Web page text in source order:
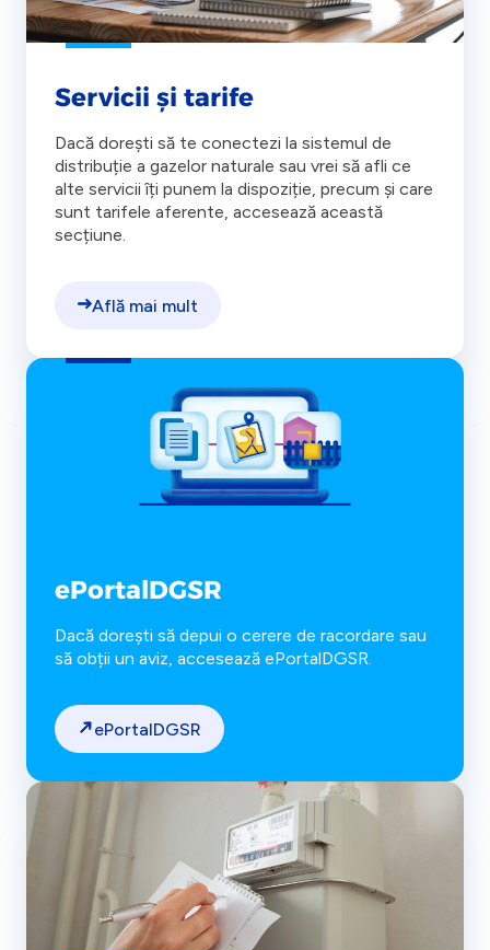
Servicii și tarife
Dacă dorești să te conectezi la sistemul de
distribuție a gazelor naturale sau vrei să afli ce
alte servicii îți punem la dispoziție, precum și care
sunt tarifele aferente, accesează această
secțiune.
Află mai mult
ePortalDGSR
Dacă dorești să depui o cerere de racordare sau
să obții un aviz, accesează ePortalDGSR.
ePortalDGSR